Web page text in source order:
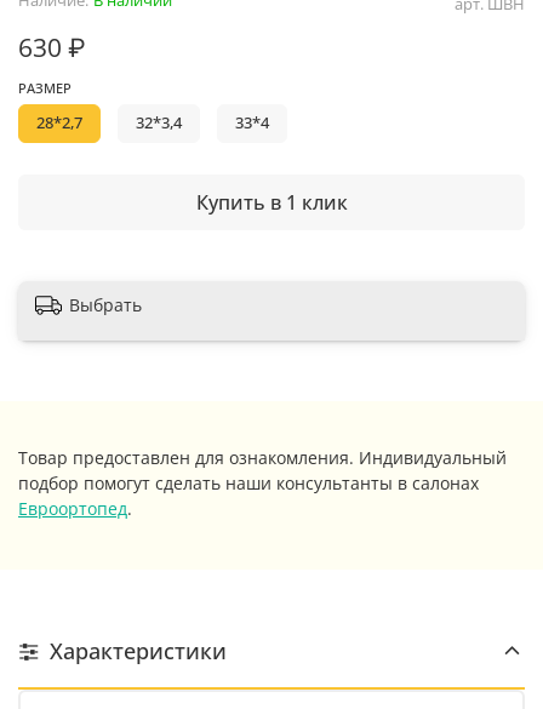
арт. ШВН
630 ₽
Купить в 1 клик
РАЗМЕР
28*2,7 32*3,4 33*4
Выбрать
Товар предоставлен для ознакомления. Индивидуальный
подбор помогут сделать наши консультанты в салонах
Евроортопед.
Характеристики